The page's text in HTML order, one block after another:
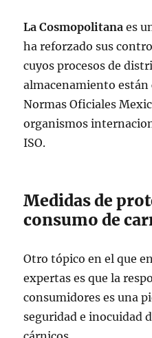
La Cosmopolitana es
ha reforzado sus
cuyos procesos de
almacenamiento
Normas Oficiales
organismos
ISO.
Medidas de
consumo de
Otro tópico en el que
expertas es que la
consumidores es una
seguridad e inocuidad